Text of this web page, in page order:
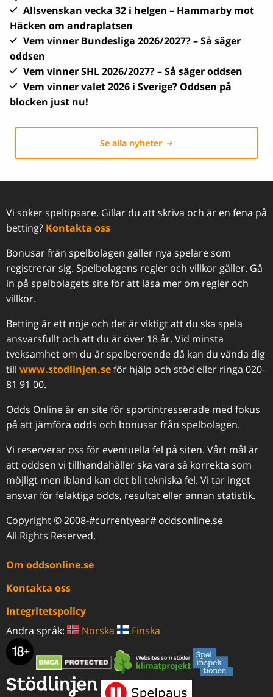
Allsvenskan vecka 32 i helgen – Hammarby mot
Häcken om andraplatsen
Vem vinner Bundesliga 2026/2027? – Så säger
oddsen
Vem vinner SHL 2026/2027? – Så säger oddsen
Vem vinner valet 2026 i Sverige? Oddsen på
blocken just nu!
Se alla nyheter
Vi söker speltipsare. Gillar du att skriva och är en fena på
betting? Kontakta oss
Bonusar från spelbolagen gäller nya spelare som
registrerar sig. Spelbolagens regler och villkor gäller. Gå
in på spelbolagets site för att läsa mer om regler och
villkor.
Betting är ett nöje och det är viktigt att du ska spela
ansvarsfullt och att du är över 18 år. Vid minsta
tveksamhet om du är spelberoende då kan du vända dig
till www.stodlinjen.seför hjälp och stöd eller ringa 020-
81 91 00.
Odds Online är en site för sportintresserade med fokus
på att jämföra odds och bonusar från spelbolagen.
Vi reserverar oss för eventuella fel på siten. Vårt mål är
att oddsen vi tillhandahåller ska vara så korrekta som
möjligt men ibland kan det bli tekniska fel. Vi tar inget
ansvar för felaktiga odds, resultat eller annan statistik.
Copyright © 2008-#currentyear# oddsonline.se
All Rights Reserved.
Om oddsonline.se
Kontakta oss
Integritetspolicy
Andra språk:
Norska Finska